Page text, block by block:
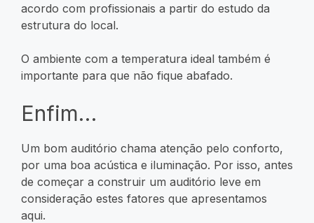
acordo com profissionais a partir do estudo da
estrutura do local.
O ambiente com a temperatura ideal também é
importante para que não fique abafado.
Enfim…
Um bom auditório chama atenção pelo conforto,
por uma boa acústica e iluminação. Por isso, antes
de começar a construir um auditório leve em
consideração estes fatores que apresentamos
aqui.